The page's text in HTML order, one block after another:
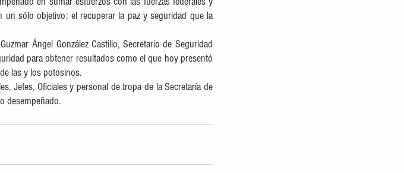
un sólo objetivo: el recuperar la paz y seguridad que la
Ángel González Castillo, Secretario de Seguridad
para obtener resultados como el que hoy presentó
las y los potosinos.
Jefes, Oficiales y personal de tropa de la Secretaría de
desempeñado.